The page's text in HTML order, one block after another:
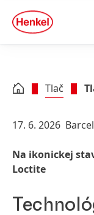
Skip to footer
quick
search
Tlač
17. 6. 2026
Na ikonickej
Loctite